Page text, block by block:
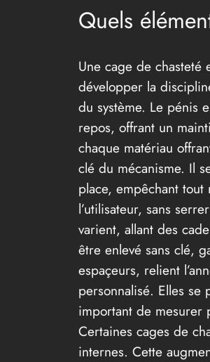
Quels
Une cage de
développer la
du système. Le pénis
repos, offrant un
chaque matériau
clé du mécanisme. Il
place, empêchant
l’utilisateur, sans
varient, allant des
être enlevé sans clé,
espaçeurs, relient
personnalisé. Elles se
important de mesurer
Certaines cages de
internes. Cette